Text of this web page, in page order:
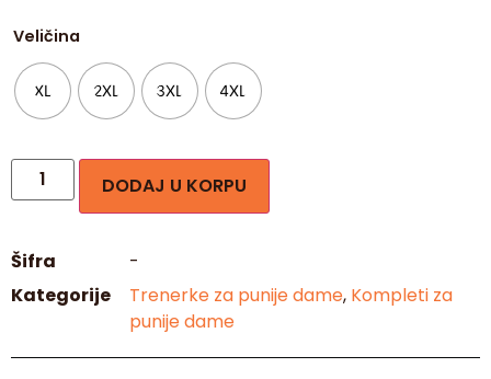
Veličina
XL 2XL 3XL 4XL
DODAJ U KORPU
Šifra
-
Kategorije
Trenerke za punije dame, Kompleti za
punije dame